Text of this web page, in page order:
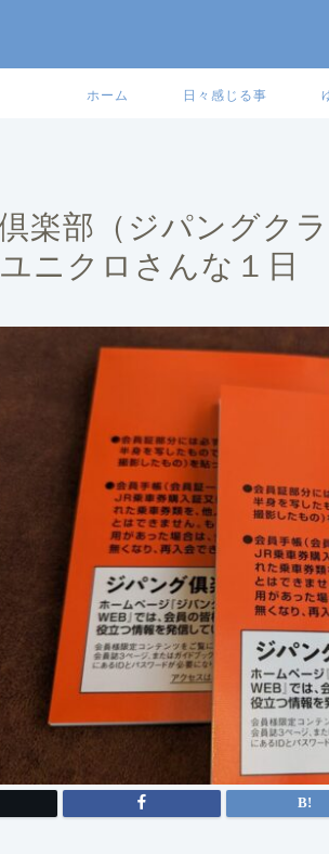
ホーム 日々感じる事
楽部（ジパングク
ニクロさんな１日